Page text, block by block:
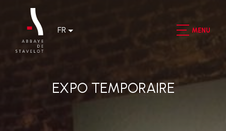
FR MENU
EXPO TEMPORAIRE